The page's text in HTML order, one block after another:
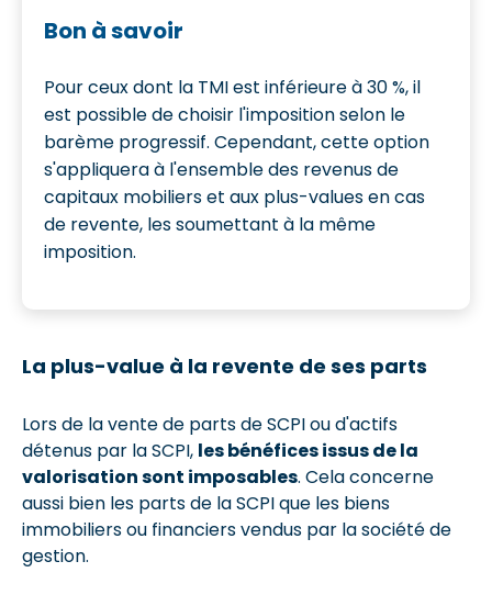
Bon à savoir
Pour ceux dont la TMI est inférieure à 30 %, il
est possible de choisir l'imposition selon le
barème progressif. Cependant, cette option
s'appliquera à l'ensemble des revenus de
capitaux mobiliers et aux plus-values en cas
de revente, les soumettant à la même
imposition.
La plus-value à la revente de ses parts
Lors de la vente de parts de SCPI ou d'actifs
détenus par la SCPI, les bénéfices issus de la
valorisation sont imposables. Cela concerne
aussi bien les parts de la SCPI que les biens
immobiliers ou financiers vendus par la société de
gestion.